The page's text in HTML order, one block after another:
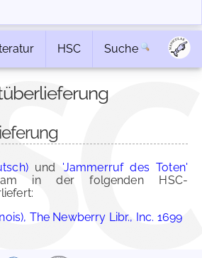
HSC Suche
und 'Jammerruf des Toten'
in der folgenden HSC-
The Newberry Libr., Inc. 1699